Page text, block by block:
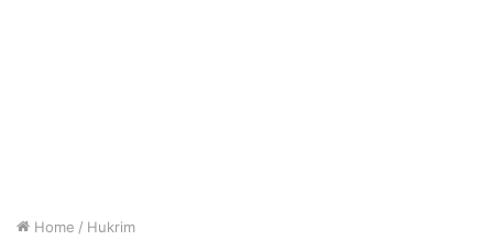
Home / Hukrim